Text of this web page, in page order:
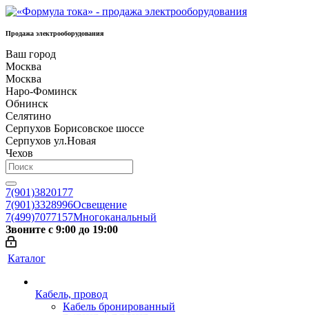
Продажа электрооборудования
Ваш город
Москва
Москва
Наро-Фоминск
Обнинск
Селятино
Серпухов Борисовское шоссе
Серпухов ул.Новая
Чехов
7(901)3820177
7(901)3328996Освещение
7(499)7077157Многоканальный
Звоните с 9:00 до 19:00
Каталог
Кабель, провод
Кабель бронированный